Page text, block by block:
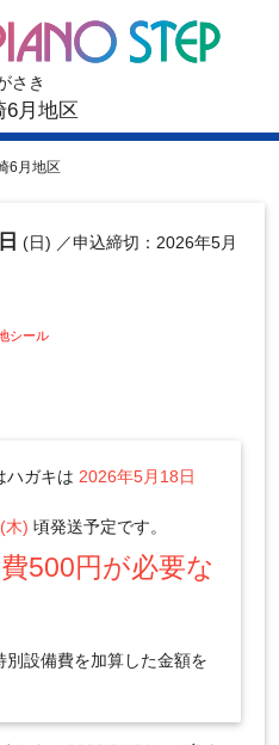
さき
6月地区
6月地区
(日) ／申込締切：2026年5月
シール
ハガキは 2026年5月18日
木) 頃発送予定です。
500円が必要な
設備費を加算した金額を